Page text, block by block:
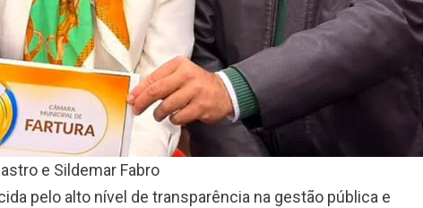
e Sildemar Fabro
pelo alto nível de transparência na gestão pública e